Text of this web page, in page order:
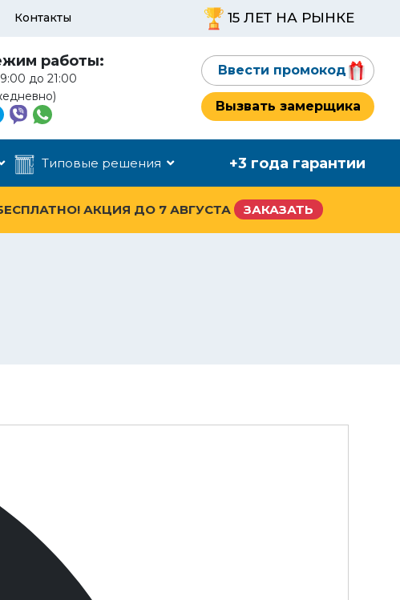
Контакты 15 ЛЕТ НА РЫНКЕ
работы:
до 21:00
Ввести промокод
Вызвать замерщика
Типовые решения +3 года гарантии
АКЦИЯ ДО 7 АВГУСТА ЗАКАЗАТЬ